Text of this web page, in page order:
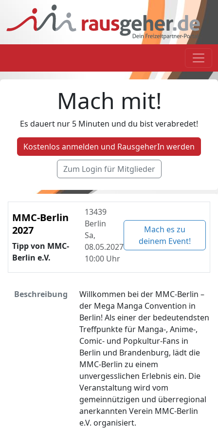
Mach mit!
Es dauert nur 5 Minuten und du bist verabredet!
Kostenlos anmelden und RausgeherIn werden
Zum Login für Mitglieder
MMC-Berlin
2027
Tipp von MMC-
Berlin e.V.
13439
Berlin
Sa,
08.05.2027
10:00 Uhr
Mach es zu
deinem Event!
Beschreibung
Willkommen bei der MMC-Berlin –
der Mega Manga Convention in
Berlin! Als einer der bedeutendsten
Treffpunkte für Manga-, Anime-,
Comic- und Popkultur-Fans in
Berlin und Brandenburg, lädt die
MMC-Berlin zu einem
unvergesslichen Erlebnis ein. Die
Veranstaltung wird vom
gemeinnützigen und überregional
anerkannten Verein MMC-Berlin
e.V. organisiert.